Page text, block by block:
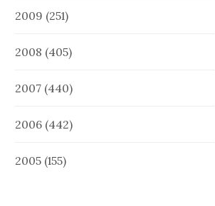
2009 (251)
2008 (405)
2007 (440)
2006 (442)
2005 (155)